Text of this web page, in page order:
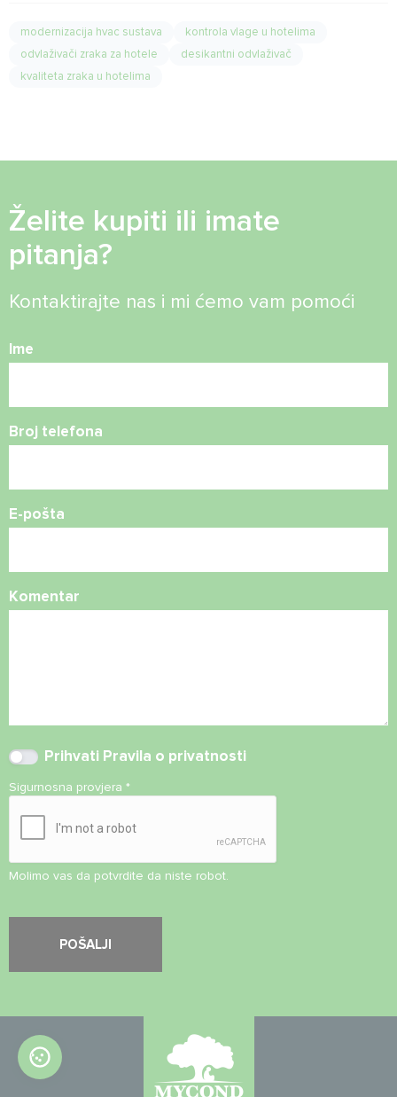
modernizacija hvac sustava
kontrola vlage u hotelima
odvlaživači zraka za hotele
desikantni odvlaživač
kvaliteta zraka u hotelima
Želite kupiti ili imate
pitanja?
Kontaktirajte nas i mi ćemo vam pomoći
Ime
Broj telefona
E-pošta
Komentar
Prihvati Pravila o privatnosti
Sigurnosna provjera *
Molimo vas da potvrdite da niste robot.